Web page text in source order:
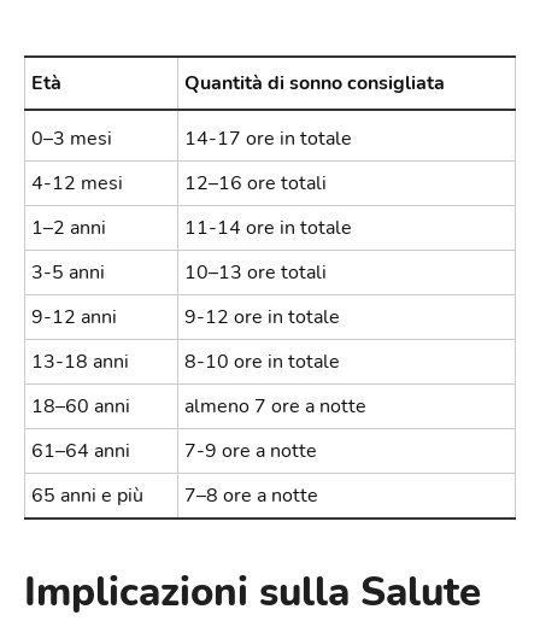
Età Quantità di sonno consigliata
0–3 mesi
14-17 ore in totale
4-12 mesi
12–16 ore totali
1–2 anni
11-14 ore in totale
3-5 anni
10–13 ore totali
9-12 anni
9-12 ore in totale
13-18 anni
8-10 ore in totale
18–60 anni
almeno 7 ore a notte
61–64 anni
7-9 ore a notte
65 anni e più
7–8 ore a notte
Implicazioni sulla Salute